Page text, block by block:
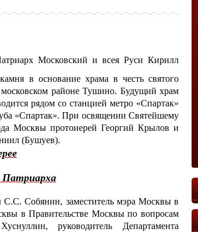
Московский и всея Руси Кирилл
в основание храма в честь святого
районе Тушино. Будущий храм
рядом со станцией метро «Спартак»
«Спартак». При освящении Святейшему
Москвы протоиерей Георгий Крылов и
(Бушуев).
Патриарха
Собянин, заместитель мэра Москвы в
в Правительстве Москвы по вопросам
руководитель Департамента